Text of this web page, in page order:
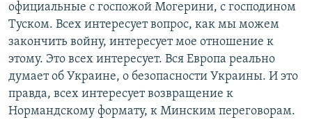
официальные с госпожой Могерини, с господином
Туском. Всех интересует вопрос, как мы можем
закончить войну, интересует мое отношение к
этому. Это всех интересует. Вся Европа реально
думает об Украине, о безопасности Украины. И это
правда, всех интересует возвращение к
Нормандскому формату, к Минским переговорам.